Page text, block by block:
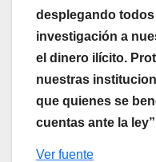
desplegando
investigación a
el dinero ilícito.
nuestras
que quienes se
cuentas ante la ley”
Ver fuente